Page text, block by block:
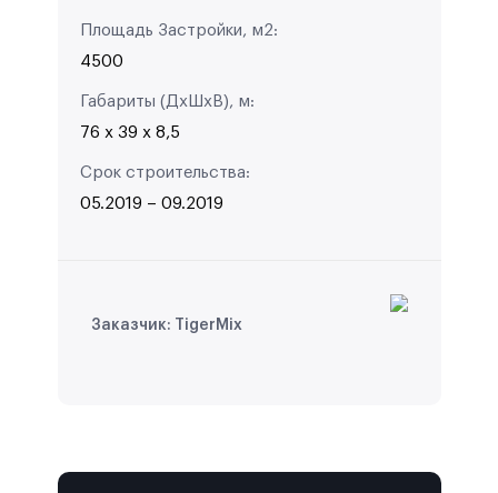
Площадь Застройки, м2:
4500
Габариты (ДхШхВ), м:
76 х 39 х 8,5
Срок строительства:
05.2019 – 09.2019
Заказчик: TigerMix